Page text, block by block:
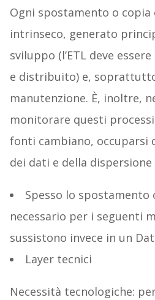
Ogni spostamento o
intrinseco, generato
sviluppo (l’ETL deve
e distribuito) e,
manutenzione. È, inoltre,
monitorare questi
fonti cambiano, occuparsi
dei dati e della
Spesso lo spostamento
necessario per i seguenti
sussistono invece in un
Layer tecnici
Necessità tecnologiche: